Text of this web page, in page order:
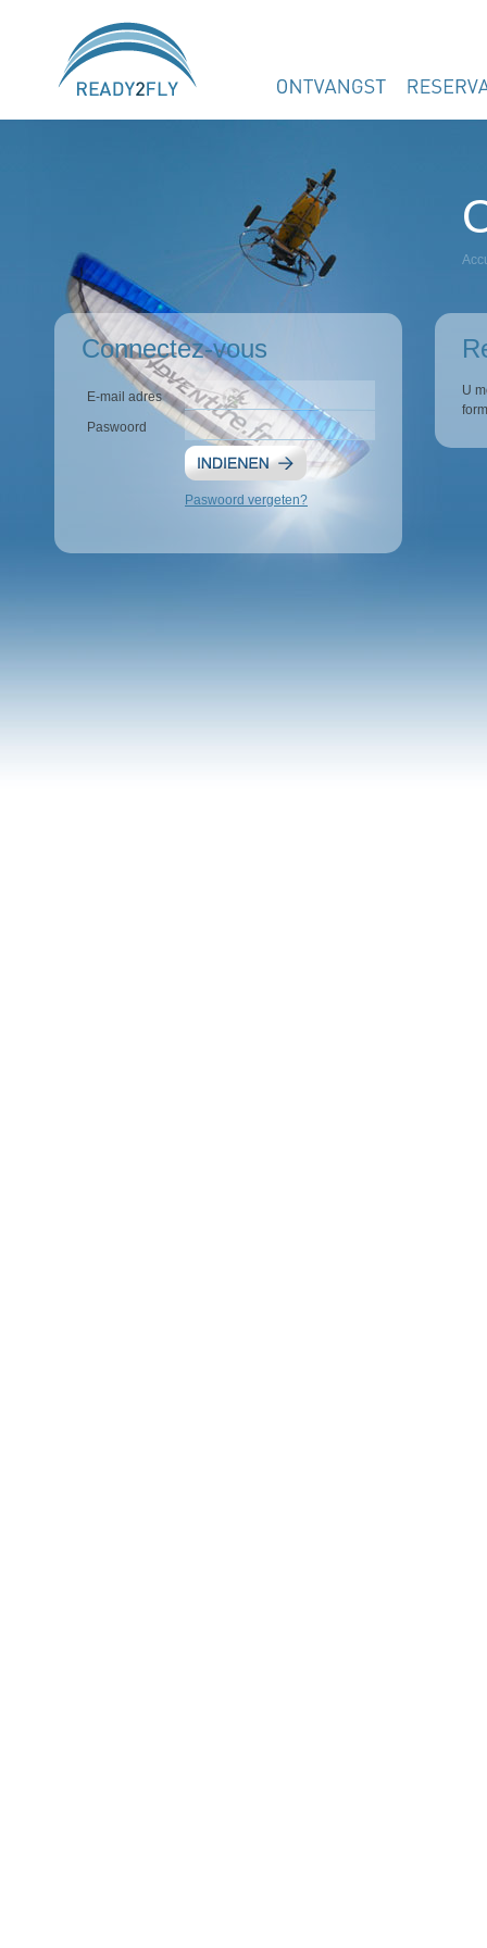
Connectez-vous
E-mail adres
Paswoord
Paswoord vergeten?
U